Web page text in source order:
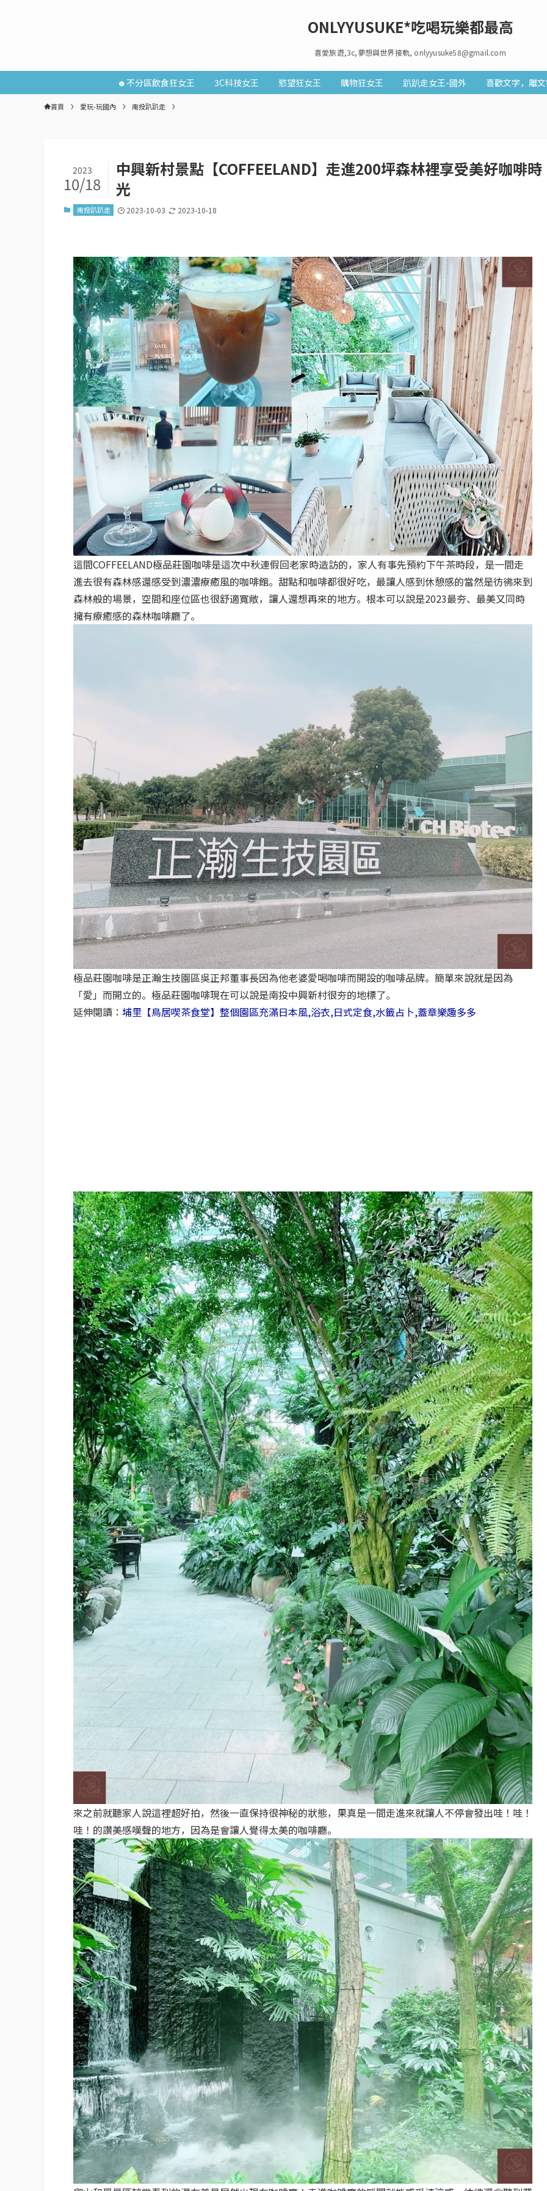
ONLYYUSUKE*吃喝玩樂都最高
喜愛旅遊,3c,夢想與世界接軌, onlyyusuke58@gmail.com
☻不分區飲食狂女王 3C科技女王 慾望狂女王 購物狂女王 趴趴走女王-國外 喜歡文字，離
首頁 愛玩-玩國內 南投趴趴走
中興新村景點【COFFEELAND】走進200坪森林裡享受美好咖啡時
光
2023
10/18
南投趴趴走 2023-10-03 2023-10-18
這間COFFEELAND極品莊園咖啡是這次中秋連假回老家時造訪的，家人有事先預約下午茶時段，是一間走
進去很有森林感還感受到濃濃療癒風的咖啡館。甜點和咖啡都很好吃，最讓人感到休憩感的當然是彷彿來到
森林般的場景，空間和座位區也很舒適寬敞，讓人還想再來的地方。根本可以說是2023最夯、最美又同時
擁有療癒感的森林咖啡廳了。
極品莊園咖啡是正瀚生技園區吳正邦董事長因為他老婆愛喝咖啡而開設的咖啡品牌。簡單來說就是因為
「愛」而開立的。極品莊園咖啡現在可以說是南投中興新村很夯的地標了。
延伸閱讀： 埔里【鳥居喫茶食堂】整個園區充滿日本風,浴衣,日式定食,水籤占卜,蓋章樂趣多多
來之前就聽家人說這裡超好拍，然後一直保持很神秘的狀態，果真是一間走進來就讓人不停會發出哇！哇！
哇！的讚美感嘆聲的地方，因為是會讓人覺得太美的咖啡廳。